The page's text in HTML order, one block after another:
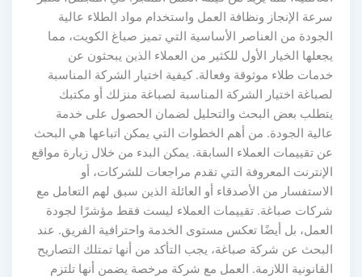
سرعة الإنجاز ونظافة العمل واستخدام مواد الطلاء عالية
الجودة من العناصر الأساسية التي تميز صباغ الكويت، مما
يجعلها الخيار الأول للكثير من العملاء الذين يبحثون عن
خدمات طلاء موثوقة وفعالة. كيفية اختيار الشركة المناسبة
لصباغة اختيار الشركة المناسبة لصباغة منزلك أو مكتبك
يتطلب بعض البحث والتحليل لضمان الحصول على خدمة
عالية الجودة. من أهم الخطوات التي يمكن اتباعها هي البحث
عن تقييمات العملاء السابقة. يمكن البدء من خلال زيارة مواقع
الإنترنت المعروفة التي تقدم مراجعات للشركات، أو
الاستفسار من الأصدقاء أو العائلة الذين سبق لهم التعامل مع
شركات صباغة. تقييمات العملاء ليست فقط مؤشرًا لجودة
العمل، بل أيضًا تعكس مستوى الخدمة واحترافية الفريق. عند
البحث عن شركة صباغة، يجب التأكد من أنها تمتلك التصاريح
القانونية اللازمة. العمل مع شركة مرخصة يضمن أنها تلتزم